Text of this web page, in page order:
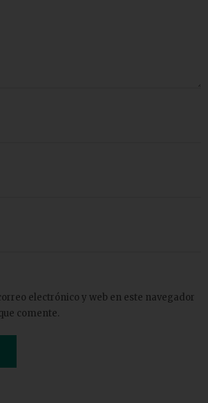
electrónico y web en este navegador
comente.